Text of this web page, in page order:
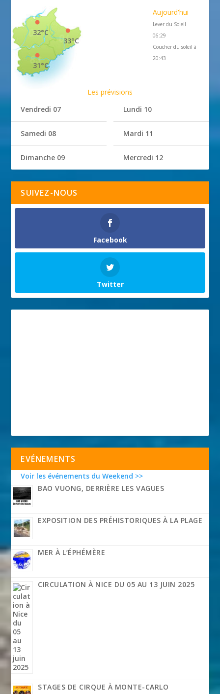
33°C
32°C
31°C
Aujourd'hui
Lever du Soleil
06:29
Coucher du soleil à
20:43
Les prévisions
Vendredi 07
Samedi 08
Dimanche 09
Lundi 10
Mardi 11
Mercredi 12
SUIVEZ-NOUS
Facebook
Twitter
EVÉNEMENTS
Voir les événements du Weekend >>
BAO VUONG, DERRIÈRE LES VAGUES
EXPOSITION DES PRÉHISTORIQUES À LA PLAGE
MER À L’ÉPHÉMÈRE
CIRCULATION À NICE DU 05 AU 13 JUIN 2025
STAGES DE CIRQUE À MONTE-CARLO